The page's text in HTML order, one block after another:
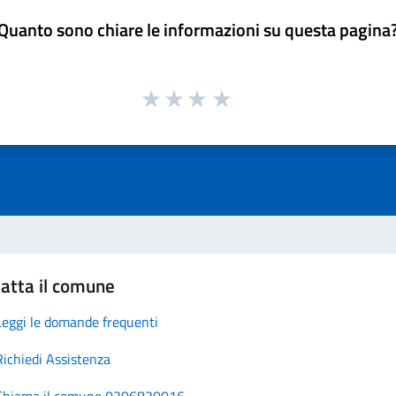
sono chiare le informazioni su questa
il comune
le domande frequenti
Assistenza